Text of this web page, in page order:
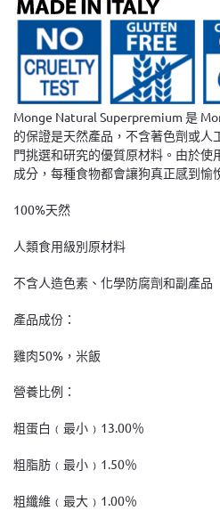
Monge Natural Superpremium 是
的保證是天然產品，不含著色劑或人
門挑選和研究的優質原材料。由於使
成分，每種食物都會讓狗真正感到愉
100%天然
人類食用級別原材料
不含人造色素、化學防腐劑和副產品
產品成份：
雞肉50%，米飯
營養比例：
粗蛋白﹙最小﹚13.00％
粗脂肪﹙最小﹚1.50％
粗纖維﹙最大﹚1.00％